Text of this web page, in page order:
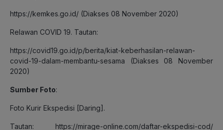
https://kemkes.go.id/ (Diakses 08 November 2020)
Relawan COVID 19. Tautan:
https://covid19.go.id/p/berita/kiat-keberhasilan-relawan-
covid-19-dalam-membantu-sesama (Diakses 08 November
2020)
Sumber Foto:
Foto Kurir Ekspedisi [Daring].
Tautan: https://mirage-online.com/daftar-ekspedisi-cod/